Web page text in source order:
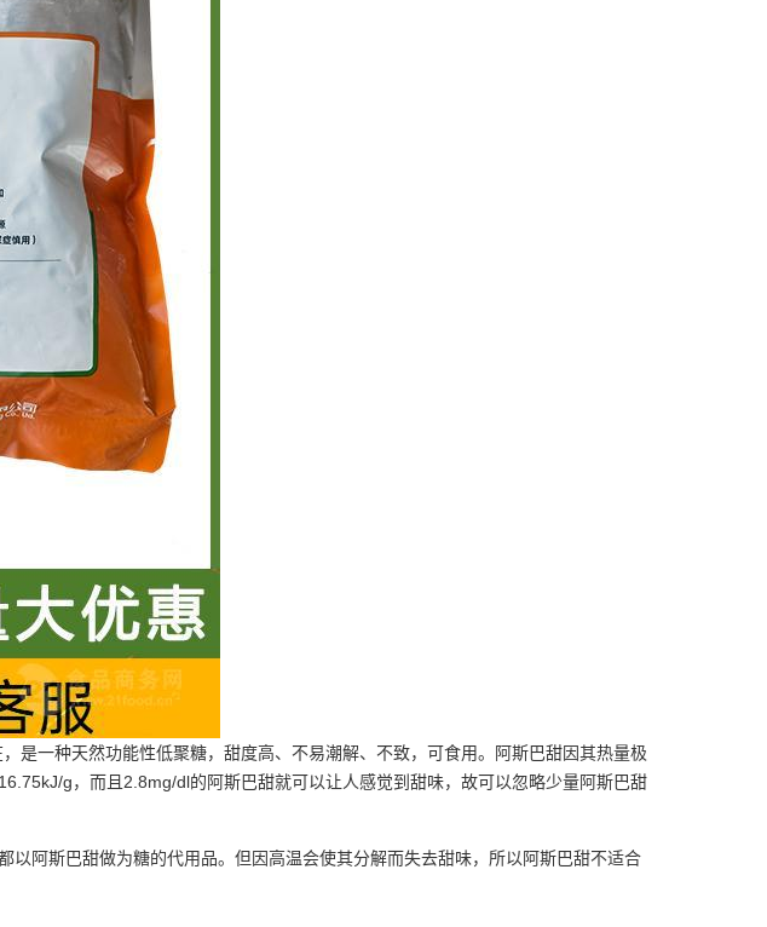
是一种天然功能性低聚糖，甜度高、不易潮解、不致，可食用。阿斯巴甜因其热量极
g，而且2.8mg/dl的阿斯巴甜就可以让人感觉到甜味，故可以忽略少量阿斯巴甜
阿斯巴甜做为糖的代用品。但因高温会使其分解而失去甜味，所以阿斯巴甜不适合